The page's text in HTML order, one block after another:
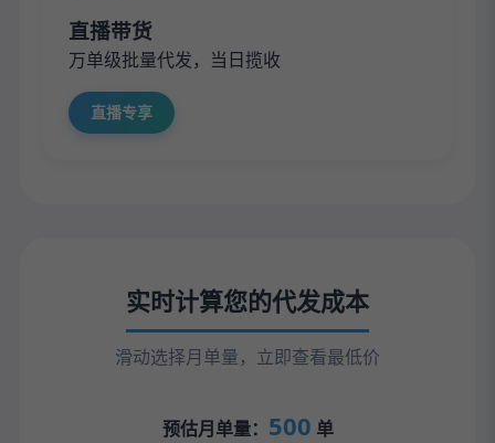
直播带货
万单级批量代发，当日揽收
直播专享
实时计算您的代发成本
滑动选择月单量，立即查看最低价
预估月单量： 500 单